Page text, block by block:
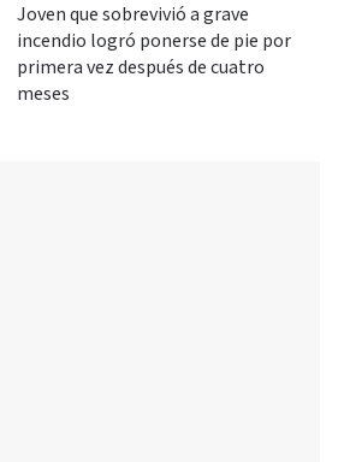
Joven que sobrevivió a grave
incendio logró ponerse de pie por
primera vez después de cuatro
meses